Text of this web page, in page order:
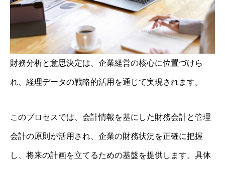
財務分析と意思決定は、企業経営の核心に位置づけら
れ、経理データの戦略的活用を通じて実現されます。
このプロセスでは、会計情報を基にした財務会計と管理
会計の原則が活用され、企業の財務状況を正確に把握
し、将来の計画を立てるための基盤を提供します。具体